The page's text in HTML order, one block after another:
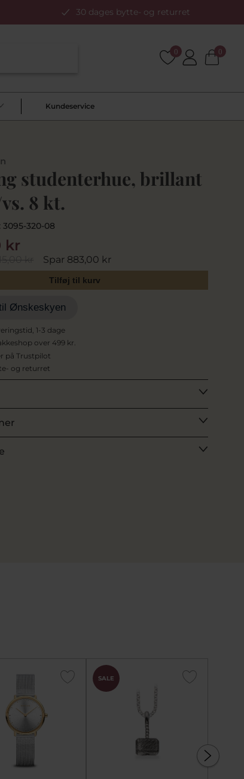
30 dages bytte- og returret
0 0
Kundeservice
studenterhue, brillant
8 kt.
3095-320-08
kr Spar 883,00 kr
kr
Tilføj til kurv
Ønskeskyen
1-3 dage
over 499 kr.
på Trustpilot
og returret
SALE